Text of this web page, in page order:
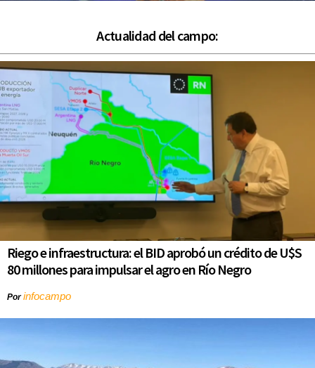
Actualidad del campo:
Riego e infraestructura: el BID aprobó un crédito de U$S
80 millones para impulsar el agro en Río Negro
Porinfocampo